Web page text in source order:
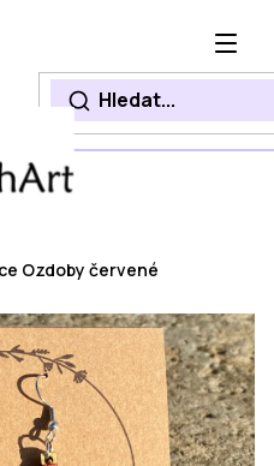
Ozdoby červené